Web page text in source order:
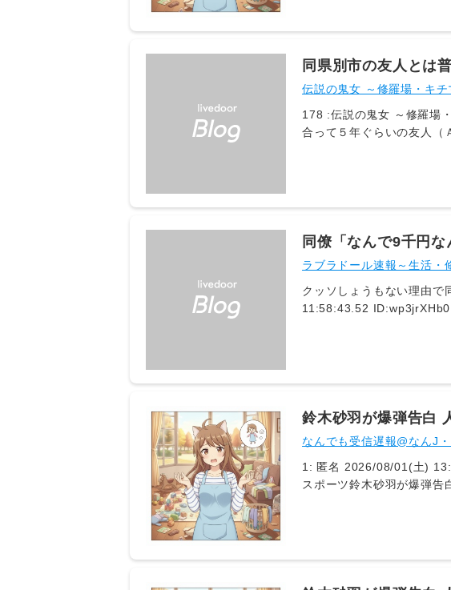
同県別市の友人とは
店は交代で予約し自
伝説の鬼女 ～修羅場・キチ
178 :伝説の鬼女 ～修羅場・キチママ・生活まとめ～
合って５年ぐらいの友人（
に４～５回会ってランチ
で独立しておりＡさんは
金の話をしていたわけでは
たので持ち家のある人が生
ませんでした。何より疑問
となのかな？とその時思い
ったら何故？という感じ
同僚「なんで9千円
円札は店で使うと迷
ラブラドール速報～生活・
クッソしょうもない理由
11:58:43.52 ID:wp3jrXHb0
札にすればいいのに」俺
鈴木砂羽が爆弾告白
なんでも受信遅報@なんJ
1: 匿名 2026/08/01(土)
スポーツ鈴木砂羽が爆弾
（53）が7月31日に配信
（nikkansports.com）鈴